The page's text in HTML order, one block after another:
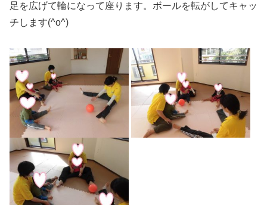
足を広げて輪になって座ります。ボールを転がしてキャッ
チします(^o^)